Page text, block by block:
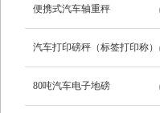
便携式汽车轴重秤
汽车打印磅秤（标签打印称）
80吨汽车电子地磅